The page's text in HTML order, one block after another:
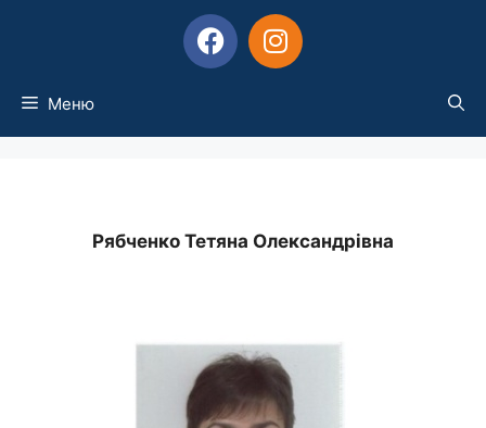
Меню
Рябченко Тетяна Олександрівна